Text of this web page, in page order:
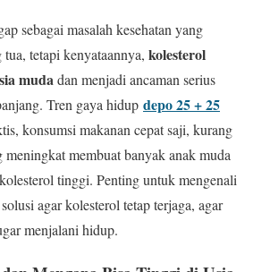
sebagai masalah kesehatan yang
tetapi kenyataannya, kolesterol
muda dan menjadi ancaman serius
Tren gaya hidup depo 25 + 25
konsumsi makanan cepat saji, kurang
meningkat membuat banyak anak muda
tinggi. Penting untuk mengenali
agar kolesterol tetap terjaga, agar
menjalani hidup.